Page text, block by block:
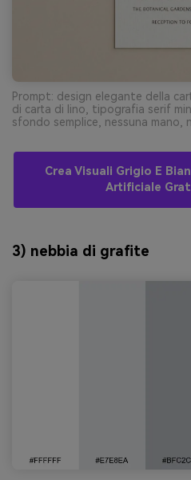
Prompt: design elegante della
di carta di lino, tipografia serif
sfondo semplice, nessuna mano,
Crea Visuali Grigio E
Artificiale
3) nebbia di grafite